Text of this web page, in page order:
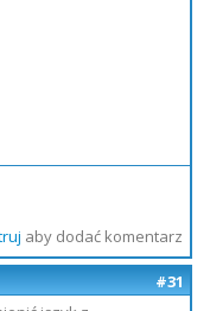
aby dodać komentarz
#31